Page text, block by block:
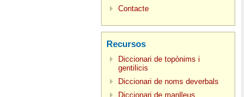
Contacte
Recursos
Diccionari de topònims i
gentilicis
Diccionari de noms deverbals
Diccionari de manlleus